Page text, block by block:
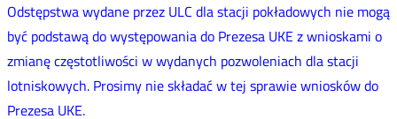
Odstępstwa wydane przez ULC dla stacji pokładowych nie mogą
być podstawą do występowania do Prezesa UKE z wnioskami o
zmianę częstotliwości w wydanych pozwoleniach dla stacji
lotniskowych. Prosimy nie składać w tej sprawie wniosków do
Prezesa UKE.